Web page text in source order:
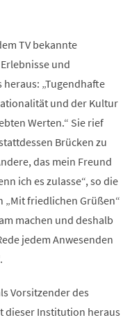
TV bekannte
und
„Tugendhafte
und der Kultur
Werten.“ Sie rief
Brücken zu
das mein Freund
ich es zulasse“, so die
friedlichen Grüßen“
machen und deshalb
jedem Anwesenden
Vorsitzender des
dieser Institution heraus